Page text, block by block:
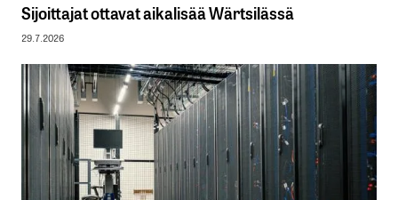
Sijoittajat ottavat aikalisää Wärtsilässä
29.7.2026